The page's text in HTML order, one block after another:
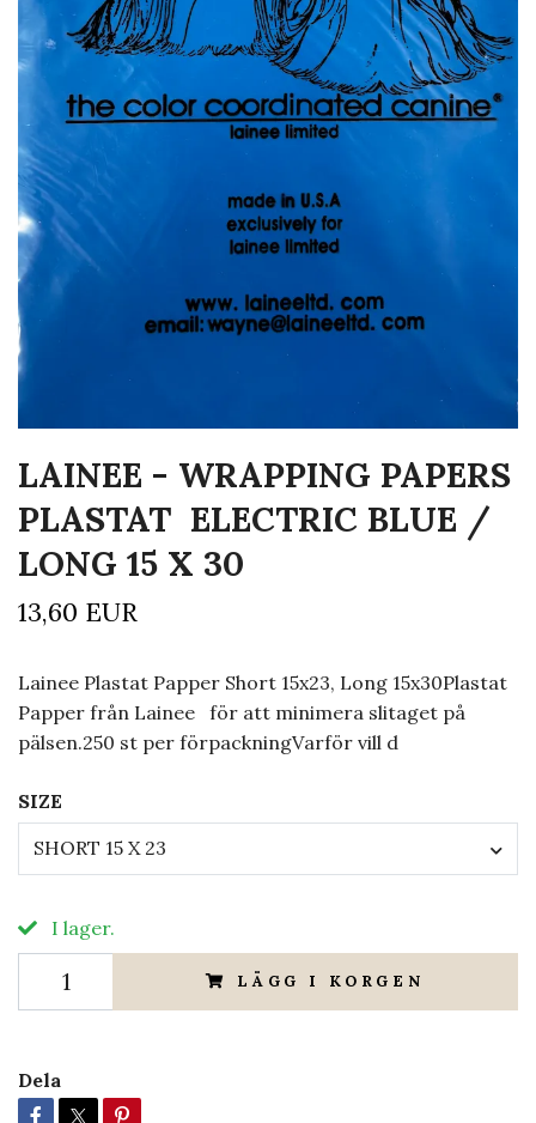
LAINEE - WRAPPING PAPERS
PLASTAT ELECTRIC BLUE /
LONG 15 X 30
13,60 EUR
Lainee Plastat Papper Short 15x23, Long 15x30Plastat
Papper från Lainee för att minimera slitaget på
pälsen.250 st per förpackningVarför vill d
SIZE
SHORT 15 X 23
I lager.
LÄGG I KORGEN
Dela